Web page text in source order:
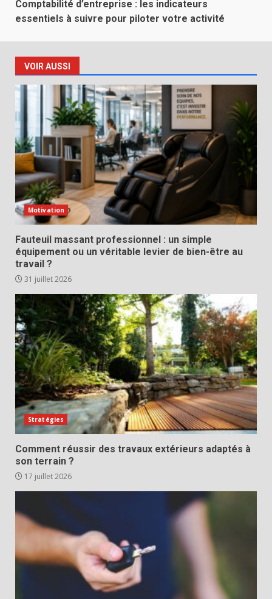
Comptabilité d’entreprise : les indicateurs
essentiels à suivre pour piloter votre activité
VOIR AUSSI
Motivation
Fauteuil massant professionnel : un simple
équipement ou un véritable levier de bien-être au
travail ?
31 juillet 2026
Stratégies
Comment réussir des travaux extérieurs adaptés à
son terrain ?
17 juillet 2026